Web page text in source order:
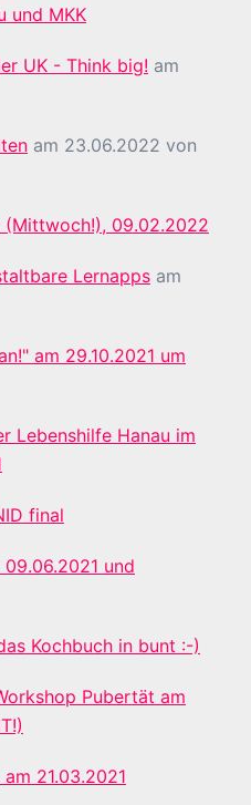
und MKK
UK - Think big! am
am 23.06.2022 von
09.02.2022
Lernapps am
am 29.10.2021 um
Lebenshilfe Hanau im
final
und
Kochbuch in bunt :-)
Pubertät am
21.03.2021